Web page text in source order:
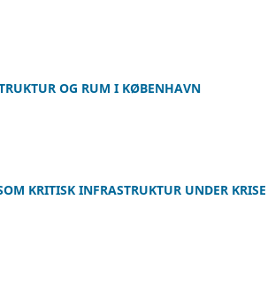
OG RUM I KØBENHAVN
KRITISK INFRASTRUKTUR UNDER KRISE